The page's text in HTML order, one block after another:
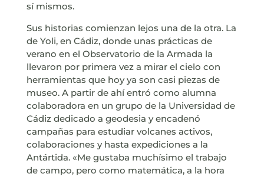
sí mismos.
Sus historias comienzan lejos una de la otra. La
de Yoli, en Cádiz, donde unas prácticas de
verano en el Observatorio de la Armada la
llevaron por primera vez a mirar el cielo con
herramientas que hoy ya son casi piezas de
museo. A partir de ahí entró como alumna
colaboradora en un grupo de la Universidad de
Cádiz dedicado a geodesia y encadenó
campañas para estudiar volcanes activos,
colaboraciones y hasta expediciones a la
Antártida. «Me gustaba muchísimo el trabajo
de campo, pero como matemática, a la hora